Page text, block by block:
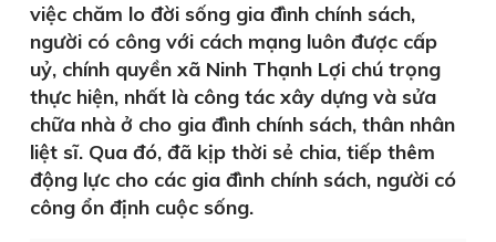
việc chăm lo đời sống gia đình chính sách,
người có công với cách mạng luôn được cấp
uỷ, chính quyền xã Ninh Thạnh Lợi chú trọng
thực hiện, nhất là công tác xây dựng và sửa
chữa nhà ở cho gia đình chính sách, thân nhân
liệt sĩ. Qua đó, đã kịp thời sẻ chia, tiếp thêm
động lực cho các gia đình chính sách, người có
công ổn định cuộc sống.